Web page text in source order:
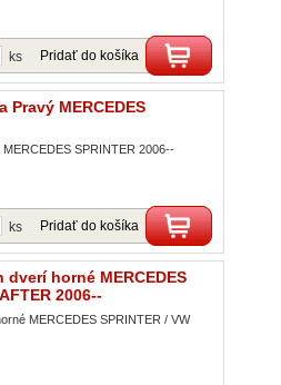
Pridať do košíka
ks
Pravý MERCEDES
SPRINTER 2006--
Pridať do košíka
ks
horné MERCEDES
2006--
MERCEDES SPRINTER / VW